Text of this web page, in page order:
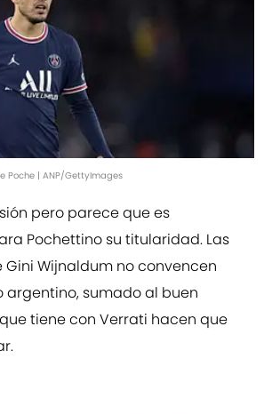
Poche | ANP/GettyImages
pero parece que es
Pochettino su titularidad. Las
Wijnaldum no convencen
sumado al buen
tiene con Verrati hacen que